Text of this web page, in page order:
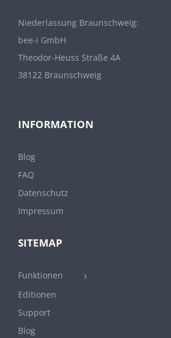
Niederlassung Braunschweig:
bee-i GmbH
Theodor-Heuss Straße 4A
38122 Braunschweig
INFORMATION
Blog
FAQ
Datenschutz
Impressum
SITEMAP
Funktionen
Editionen
Support
Blog